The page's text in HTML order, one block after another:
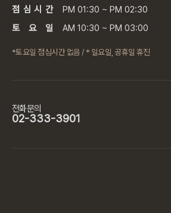
점 심 시 간
PM 01:30 ~ PM 02:30
토 요 일
AM 10:30 ~ PM 03:00
*토요일 점심시간 없음 / * 일요일, 공휴일 휴진
전화문의
02-333-3901